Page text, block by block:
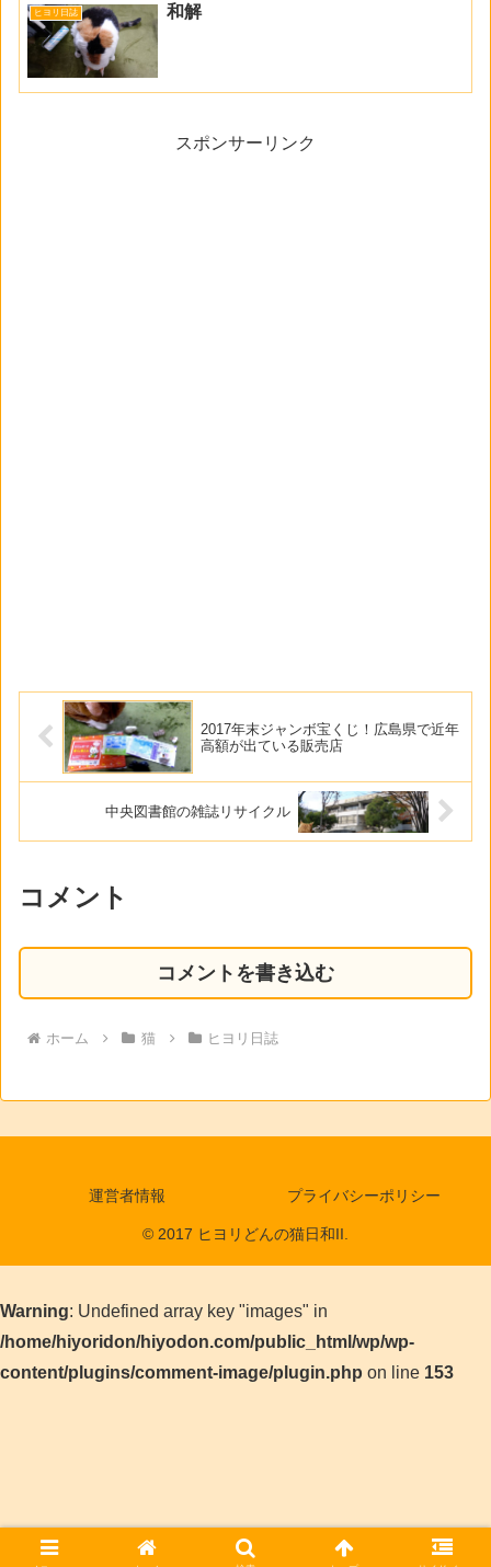
ヒヨリ日誌 和解
スポンサーリンク
2017年末ジャンボ宝くじ！広島県で近年
高額が出ている販売店
中央図書館の雑誌リサイクル
コメント
コメントを書き込む
ホーム 猫 ヒヨリ日誌
運営者情報 プライバシーポリシー
© 2017 ヒヨリどんの猫日和II.
Warning: Undefined array key "images" in
/home/hiyoridon/hiyodon.com/public_html/wp/wp-
content/plugins/comment-image/plugin.php on line 153